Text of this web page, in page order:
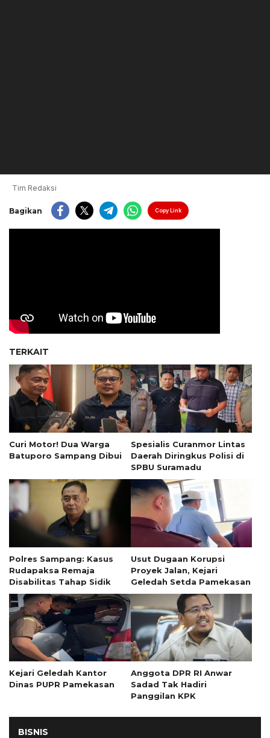
Tim Redaksi
Bagikan Copy Link
TERKAIT
Curi Motor! Dua Warga
Batuporo Sampang Dibui
Spesialis Curanmor Lintas
Daerah Diringkus Polisi di
SPBU Suramadu
Polres Sampang: Kasus
Rudapaksa Remaja
Disabilitas Tahap Sidik
Usut Dugaan Korupsi
Proyek Jalan, Kejari
Geledah Setda Pamekasan
Kejari Geledah Kantor
Dinas PUPR Pamekasan
Anggota DPR RI Anwar
Sadad Tak Hadiri
Panggilan KPK
BISNIS